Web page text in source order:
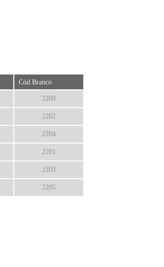
Cód.Branco
2200
2202
2204
2201
2203
2205